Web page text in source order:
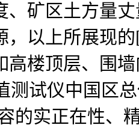
、矿区土方量
，以上所展现
高楼顶层、围
测试仪中国区
的实正在性、